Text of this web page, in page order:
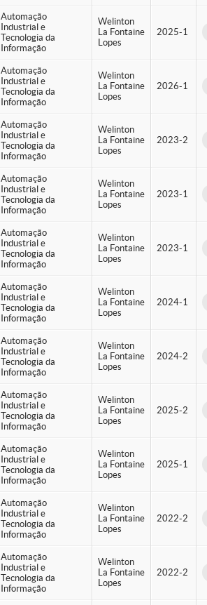
Automação
Industrial e
Tecnologia da
Informação
Welinton
La Fontaine
Lopes
2025-1
Automação
Industrial e
Tecnologia da
Informação
Welinton
La Fontaine
Lopes
2026-1
Automação
Industrial e
Tecnologia da
Informação
Welinton
La Fontaine
Lopes
2023-2
Automação
Industrial e
Tecnologia da
Informação
Welinton
La Fontaine
Lopes
2023-1
Automação
Industrial e
Tecnologia da
Informação
Welinton
La Fontaine
Lopes
2023-1
Automação
Industrial e
Tecnologia da
Informação
Welinton
La Fontaine
Lopes
2024-1
Automação
Industrial e
Tecnologia da
Informação
Welinton
La Fontaine
Lopes
2024-2
Automação
Industrial e
Tecnologia da
Informação
Welinton
La Fontaine
Lopes
2025-2
Automação
Industrial e
Tecnologia da
Informação
Welinton
La Fontaine
Lopes
2025-1
Automação
Industrial e
Tecnologia da
Informação
Welinton
La Fontaine
Lopes
2022-2
Automação
Industrial e
Tecnologia da
Informação
Welinton
La Fontaine
Lopes
2022-2